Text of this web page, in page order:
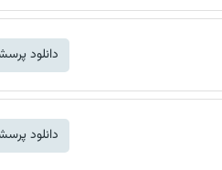
دانلود
دانلود